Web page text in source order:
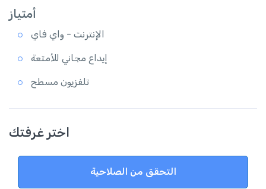
أمتياز
الإنترنت - واي فاي
إيداع مجاني للأمتعة
تلفزيون مسطح
اختر غرفتك
التحقق من الصلاحية